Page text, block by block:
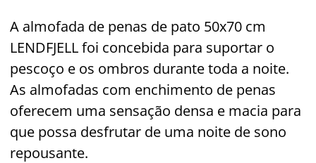
A almofada de penas de pato 50x70 cm
LENDFJELLfoi concebida para suportar o
pescoço e os ombros durante toda a noite.
As almofadas com enchimento de penas
oferecem uma sensação densa e macia para
que possa desfrutar de uma noite de sono
repousante.